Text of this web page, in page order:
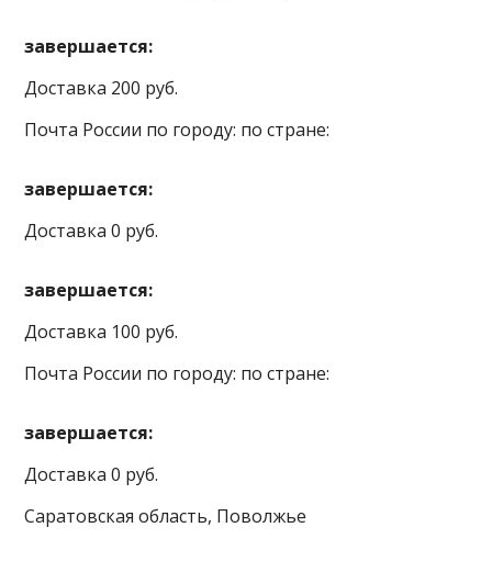
завершается:
Доставка 200 руб.
Почта России по городу: по стране:
завершается:
Доставка 0 руб.
завершается:
Доставка 100 руб.
Почта России по городу: по стране:
завершается:
Доставка 0 руб.
Саратовская область, Поволжье